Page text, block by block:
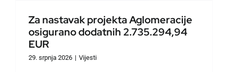
Civilna zaštita
Za nastavak projekta Aglomeracije
osigurano dodatnih 2.735.294,94
EUR
29. srpnja 2026 | Vijesti